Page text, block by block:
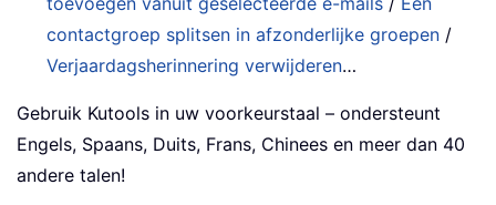
contactgroep splitsen in afzonderlijke groepen /
Verjaardagsherinnering verwijderen…
Gebruik Kutools in uw voorkeurstaal – ondersteunt
Engels, Spaans, Duits, Frans, Chinees en meer dan 40
andere talen!